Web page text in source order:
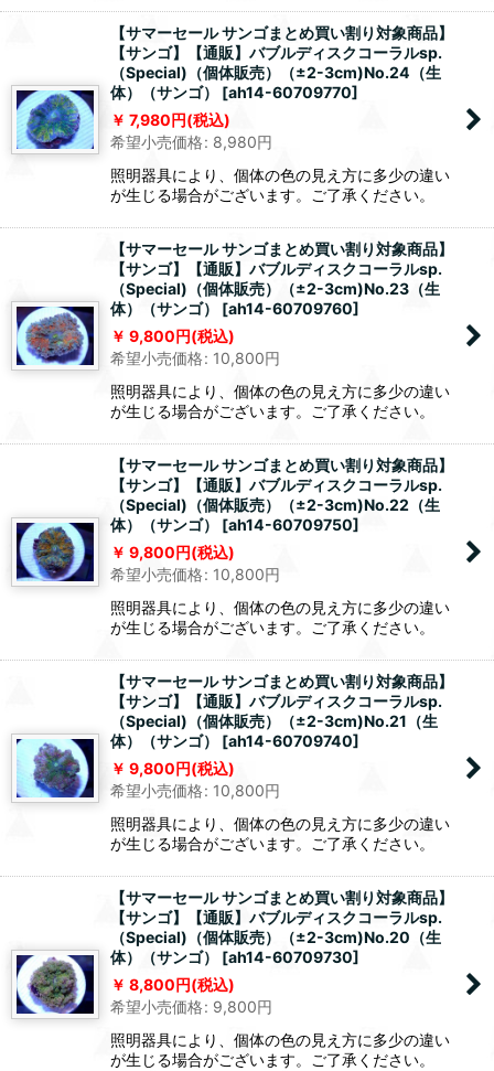
【サマーセール サンゴまとめ買い割り対象商品】
【サンゴ】【通販】バブルディスクコーラルsp.
（Special)（個体販売）（±2-3cm)No.24（生
体）（サンゴ）
[ah14-60709770]
7,980円(税込)
希望小売価格: 8,980円
照明器具により、個体の色の見え方に多少の違い
が生じる場合がございます。ご了承ください。
【サマーセール サンゴまとめ買い割り対象商品】
【サンゴ】【通販】バブルディスクコーラルsp.
（Special)（個体販売）（±2-3cm)No.23（生
体）（サンゴ）
[ah14-60709760]
9,800円(税込)
希望小売価格: 10,800円
照明器具により、個体の色の見え方に多少の違い
が生じる場合がございます。ご了承ください。
【サマーセール サンゴまとめ買い割り対象商品】
【サンゴ】【通販】バブルディスクコーラルsp.
（Special)（個体販売）（±2-3cm)No.22（生
体）（サンゴ）
[ah14-60709750]
9,800円(税込)
希望小売価格: 10,800円
照明器具により、個体の色の見え方に多少の違い
が生じる場合がございます。ご了承ください。
【サマーセール サンゴまとめ買い割り対象商品】
【サンゴ】【通販】バブルディスクコーラルsp.
（Special)（個体販売）（±2-3cm)No.21（生
体）（サンゴ）
[ah14-60709740]
9,800円(税込)
希望小売価格: 10,800円
照明器具により、個体の色の見え方に多少の違い
が生じる場合がございます。ご了承ください。
【サマーセール サンゴまとめ買い割り対象商品】
【サンゴ】【通販】バブルディスクコーラルsp.
（Special)（個体販売）（±2-3cm)No.20（生
体）（サンゴ）
[ah14-60709730]
8,800円(税込)
希望小売価格: 9,800円
照明器具により、個体の色の見え方に多少の違い
が生じる場合がございます。ご了承ください。